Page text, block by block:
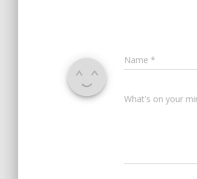
Name *
What's on your